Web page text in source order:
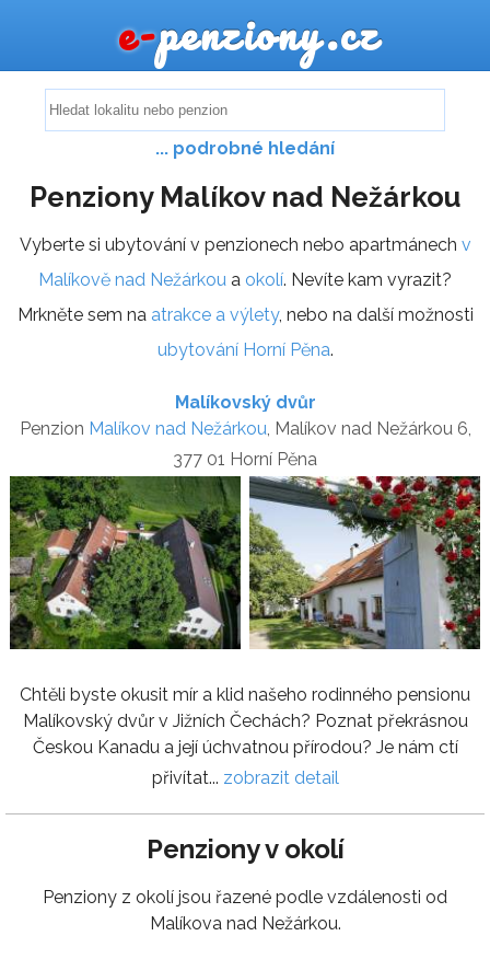
e-penziony.cz
... podrobné hledání
Penziony Malíkov nad Nežárkou
Vyberte si ubytování v penzionech nebo apartmánech v
Malíkově nad Nežárkou a okolí. Nevíte kam vyrazit?
Mrkněte sem na atrakce a výlety, nebo na další možnosti
ubytování Horní Pěna.
Malíkovský dvůr
Penzion Malíkov nad Nežárkou , Malíkov nad Nežárkou 6,
377 01 Horní Pěna
Chtěli byste okusit mír a klid našeho rodinného pensionu
Malíkovský dvůr v Jižních Čechách? Poznat překrásnou
Českou Kanadu a její úchvatnou přírodou? Je nám ctí
přivítat... zobrazit detail
Penziony v okolí
Penziony z okolí jsou řazené podle vzdálenosti od
Malíkova nad Nežárkou.